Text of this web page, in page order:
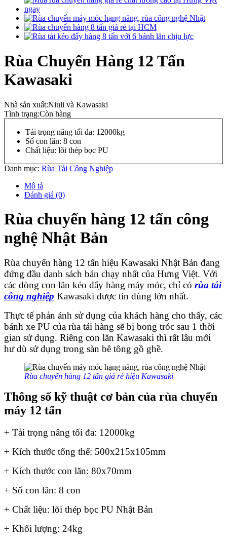
Rùa Chuyển Hàng 12 Tấn
Kawasaki
Nhà sản xuất:Niuli và Kawasaki
Tình trạng:Còn hàng
Tải trọng nâng tối đa: 12000kg
Số con lăn: 8 con
Chất liệu: lõi thép bọc PU
Danh mục: Rùa Tải Công Nghiệp
Mô tả
Đánh giá (0)
Rùa chuyển hàng 12 tấn công
nghệ Nhật Bản
Rùa chuyển hàng 12 tấn hiệu Kawasaki Nhật Bản đang
đứng đầu danh sách bán chạy nhất của Hưng Việt. Với
các dòng con lăn kéo đẩy hàng máy móc, chỉ có rùa tải
công nghiệp Kawasaki được tin dùng lớn nhất.
Thực tế phản ánh sử dụng của khách hàng cho thấy, các
bánh xe PU của rùa tải hàng sẽ bị bong tróc sau 1 thời
gian sử dụng. Riêng con lăn Kawasaki thì rất lâu mới
hư dù sử dụng trong sàn bê tông gồ ghề.
Rùa chuyển hàng 12 tấn giá rẻ hiệu Kawasaki
Thông số kỹ thuật cơ bản của rùa chuyển
máy 12 tấn
+ Tải trọng nâng tối đa: 12000kg
+ Kích thước tổng thể: 500x215x105mm
+ Kích thước con lăn: 80x70mm
+ Số con lăn: 8 con
+ Chất liệu: lõi thép bọc PU Nhật Bản
+ Khối lượng: 24kg